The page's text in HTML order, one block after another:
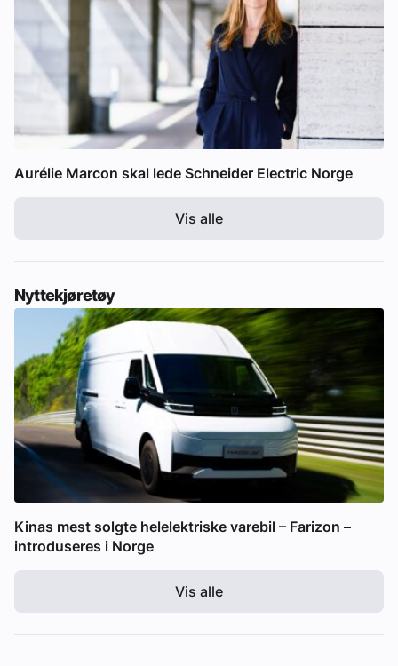
Aurélie Marcon skal lede Schneider Electric Norge
Vis alle
Nyttekjøretøy
Kinas mest solgte helelektriske varebil – Farizon –
introduseres i Norge
Vis alle